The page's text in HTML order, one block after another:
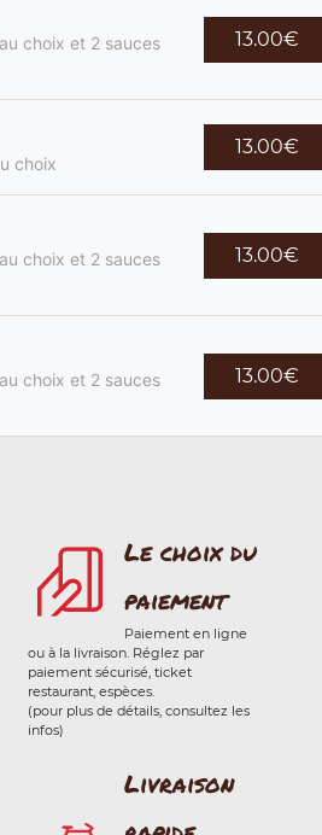
choix et 2 sauces
13.00€
choix
13.00€
choix et 2 sauces
13.00€
choix et 2 sauces
13.00€
Le choix du
paiement
Paiement en ligne
ou à la livraison. Réglez par
paiement sécurisé, ticket
restaurant, espèces.
(pour plus de détails, consultez les
infos)
Livraison